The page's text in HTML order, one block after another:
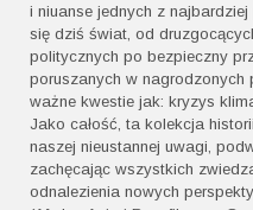
i niuanse jednych z
się dziś świat, od
politycznych po bezpieczny
poruszanych w nagrodzonych
ważne kwestie jak: kryzys
Jako całość, ta kolekcja
naszej nieustannej uwagi,
zachęcając wszystkich
odnalezienia nowych